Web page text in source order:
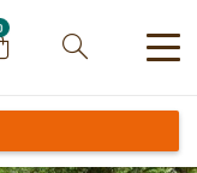
Zoeken